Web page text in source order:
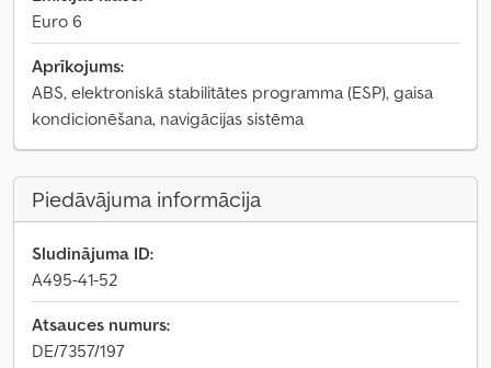
Euro 6
Aprīkojums:
ABS, elektroniskā stabilitātes programma (ESP), gaisa
kondicionēšana, navigācijas sistēma
Piedāvājuma informācija
Sludinājuma ID:
A495-41-52
Atsauces numurs:
DE/7357/197